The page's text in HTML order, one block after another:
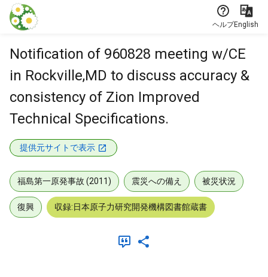
本文に飛ぶ
ヘルプEnglish
Notification of 960828 meeting w/CE
in Rockville,MD to discuss accuracy &
consistency of Zion Improved
Technical Specifications.
提供元サイトで表示
福島第一原発事故 (2011) 震災への備え 被災状況
復興 収録:日本原子力研究開発機構図書館蔵書